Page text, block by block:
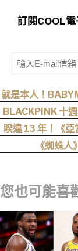
訂閱COOL
就是本人！
艾達王相
BLACKPINK 十
睽違 13 年！《
《蜘蛛
您也可能喜